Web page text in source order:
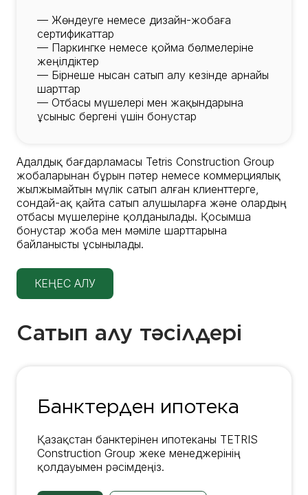
— Жөндеуге немесе дизайн-жобаға
сертификаттар
— Паркингке немесе қойма бөлмелеріне
жеңілдіктер
— Бірнеше нысан сатып алу кезінде арнайы
шарттар
— Отбасы мүшелері мен жақындарына
ұсыныс бергені үшін бонустар
Адалдық бағдарламасы Tetris Construction Group
жобаларынан бұрын пәтер немесе коммерциялық
жылжымайтын мүлік сатып алған клиенттерге,
сондай-ақ қайта сатып алушыларға және олардың
отбасы мүшелеріне қолданылады. Қосымша
бонустар жоба мен мәміле шарттарына
байланысты ұсынылады.
КЕҢЕС АЛУ
Сатып алу тәсілдері
Банктерден ипотека
Қазақстан банктерінен ипотеканы TETRIS
Construction Group жеке менеджерінің
қолдауымен рәсімдеңіз.